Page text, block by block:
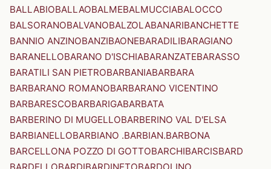
BALLABIOBALLAOBALMEBALMUCCIABALOCCO
BALSORANOBALVANOBALZOLABANARIBANCHETTE
BANNIO ANZINOBANZIBAONEBARADILIBARAGIANO
BARANELLOBARANO D'ISCHIABARANZATEBARASSO
BARATILI SAN PIETROBARBANIABARBARA
BARBARANO ROMANOBARBARANO VICENTINO
BARBARESCOBARBARIGABARBATA
BARBERINO DI MUGELLOBARBERINO VAL D'ELSA
BARBIANELLOBARBIANO .BARBIAN.BARBONA
BARCELLONA POZZO DI GOTTOBARCHIBARCISBARD